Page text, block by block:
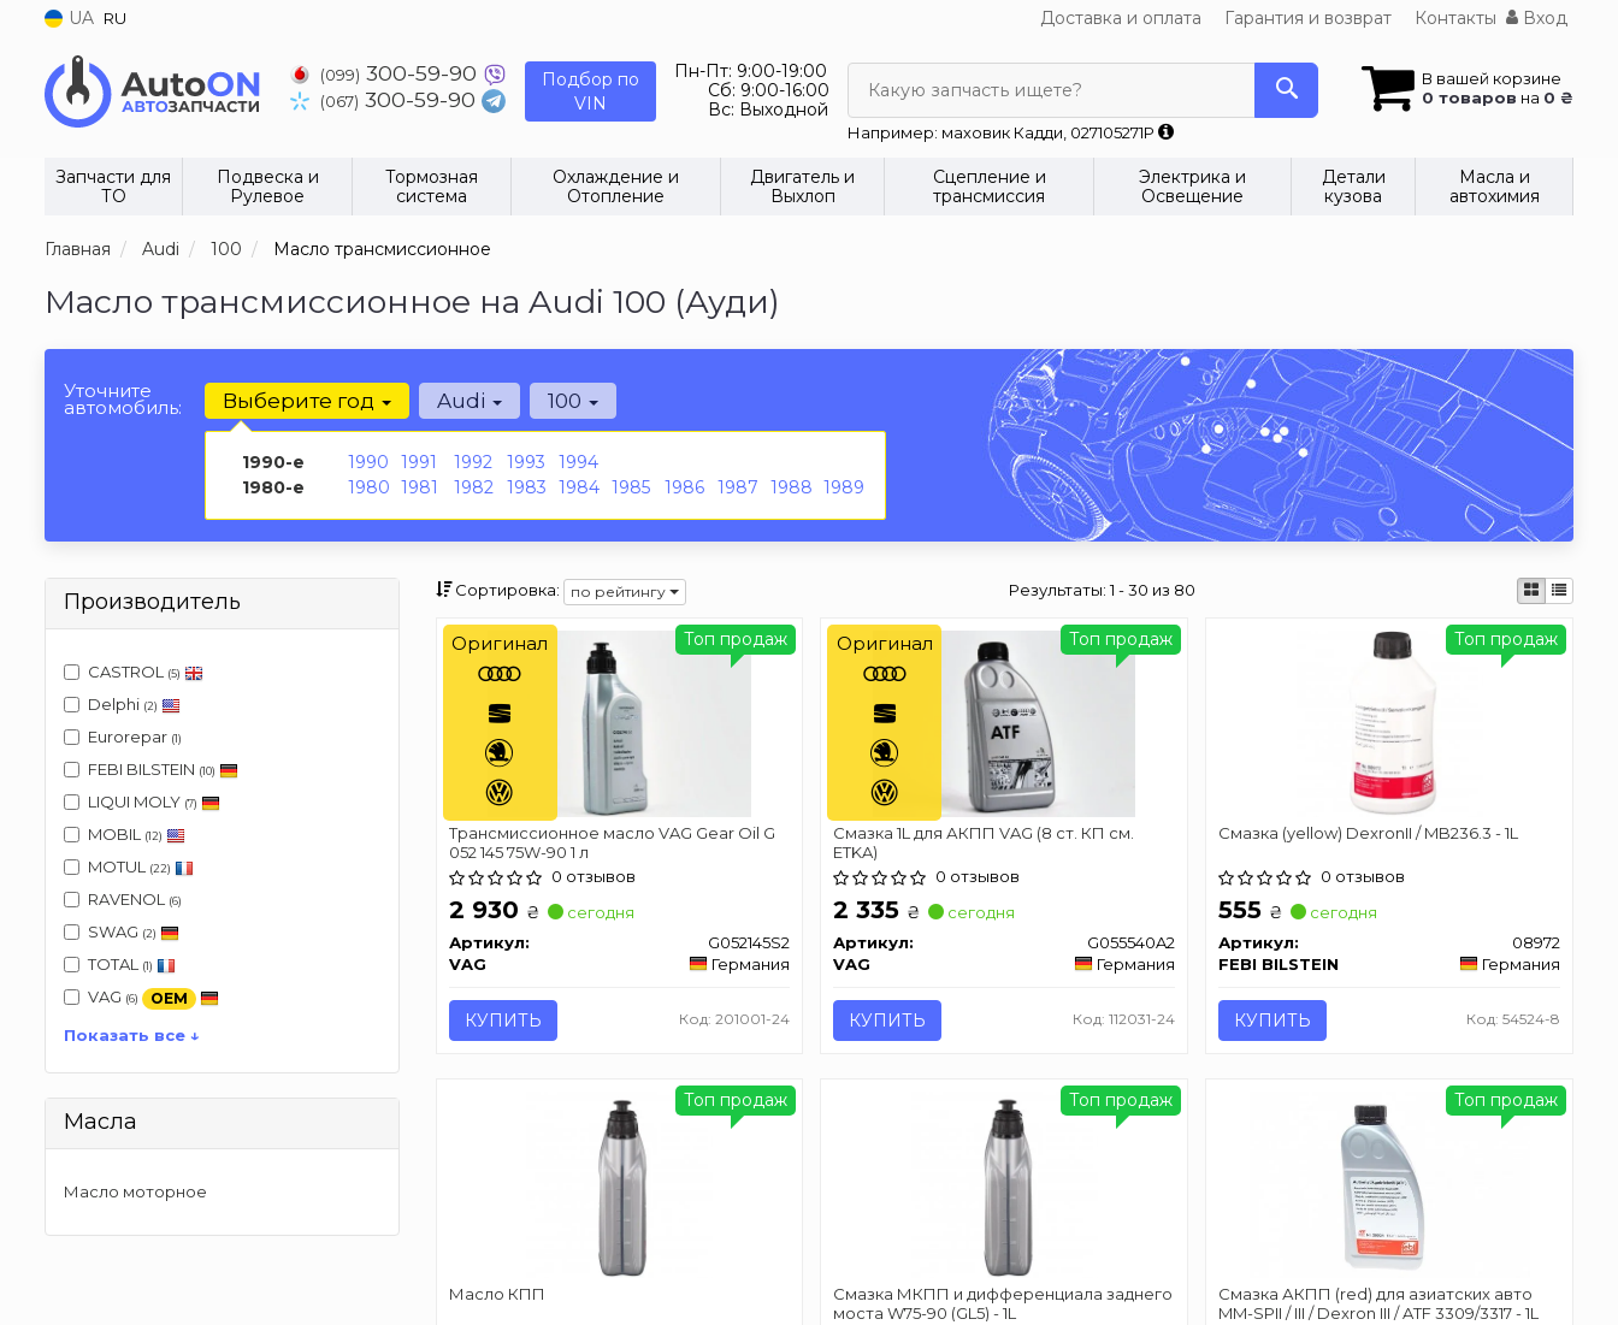
UA RU Доставка и оплата Гарантия и возврат Контакты Вход
(099) 300-59-90
(067) 300-59-90
Подбор по
VIN
Пн-Пт: 9:00-19:00
Сб: 9:00-16:00
Вс: Выходной
В вашей корзине
0 товаров на 0 ₴
Какую запчасть ищете?
Например: маховик Кадди, 027105271P
Запчасти для
ТО
Подвеска и
Рулевое
Тормозная
система
Охлаждение и
Отопление
Двигатель и
Выхлоп
Сцепление и
трансмиссия
Электрика и
Освещение
Детали
кузова
Масла и
автохимия
Главная Audi 100 Масло трансмиссионное
Масло трансмиссионное на Audi 100 (Ауди)
Уточните
автомобиль: Выберите год
1990-е 1990 1991 1992 1993
1994
1980-е
1980 1981 1982 1983 1984 1985 1986 1987 1988 1989
Audi 100
Производитель
CASTROL (5)
Delphi (2)
Eurorepar (1)
FEBI BILSTEIN (10)
LIQUI MOLY (7)
MOBIL (12)
MOTUL (22)
RAVENOL (6)
SWAG (2)
TOTAL (1)
VAG (6) OEM
Показать все ↓
Масла
Масло моторное
Сортировка: по рейтингу Результаты:1 - 30 из 80
Трансмиссионное масло VAG Gear Oil G
052 145 75W-90 1 л
0 отзывов
2 930 ₴
сегодня
Артикул:
G052145S2
VAG
Германия
КУПИТЬ Код: 201001-24
Топ продаж
Оригинал
Смазка 1L для АКПП VAG (8 ст. КП см.
ETKA)
0 отзывов
2 335 ₴
сегодня
Артикул:
G055540A2
VAG
Германия
КУПИТЬ Код: 112031-24
Топ продаж
Оригинал
Смазка (yellow) DexronII / MB236.3 - 1L
0 отзывов
555 ₴
сегодня
Артикул:
08972
FEBI BILSTEIN
Германия
КУПИТЬ Код: 54524-8
Топ продаж
Масло КПП
Топ продаж
Смазка МКПП и дифференциала заднего
моста W75-90 (GL5) - 1L
Топ продаж
Смазка АКПП (red) для азиатских авто
MM-SPII / III / Dexron III / ATF 3309/3317 - 1L
Топ продаж